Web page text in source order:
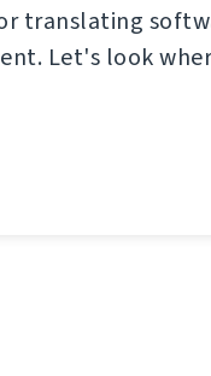
translating
Let's look